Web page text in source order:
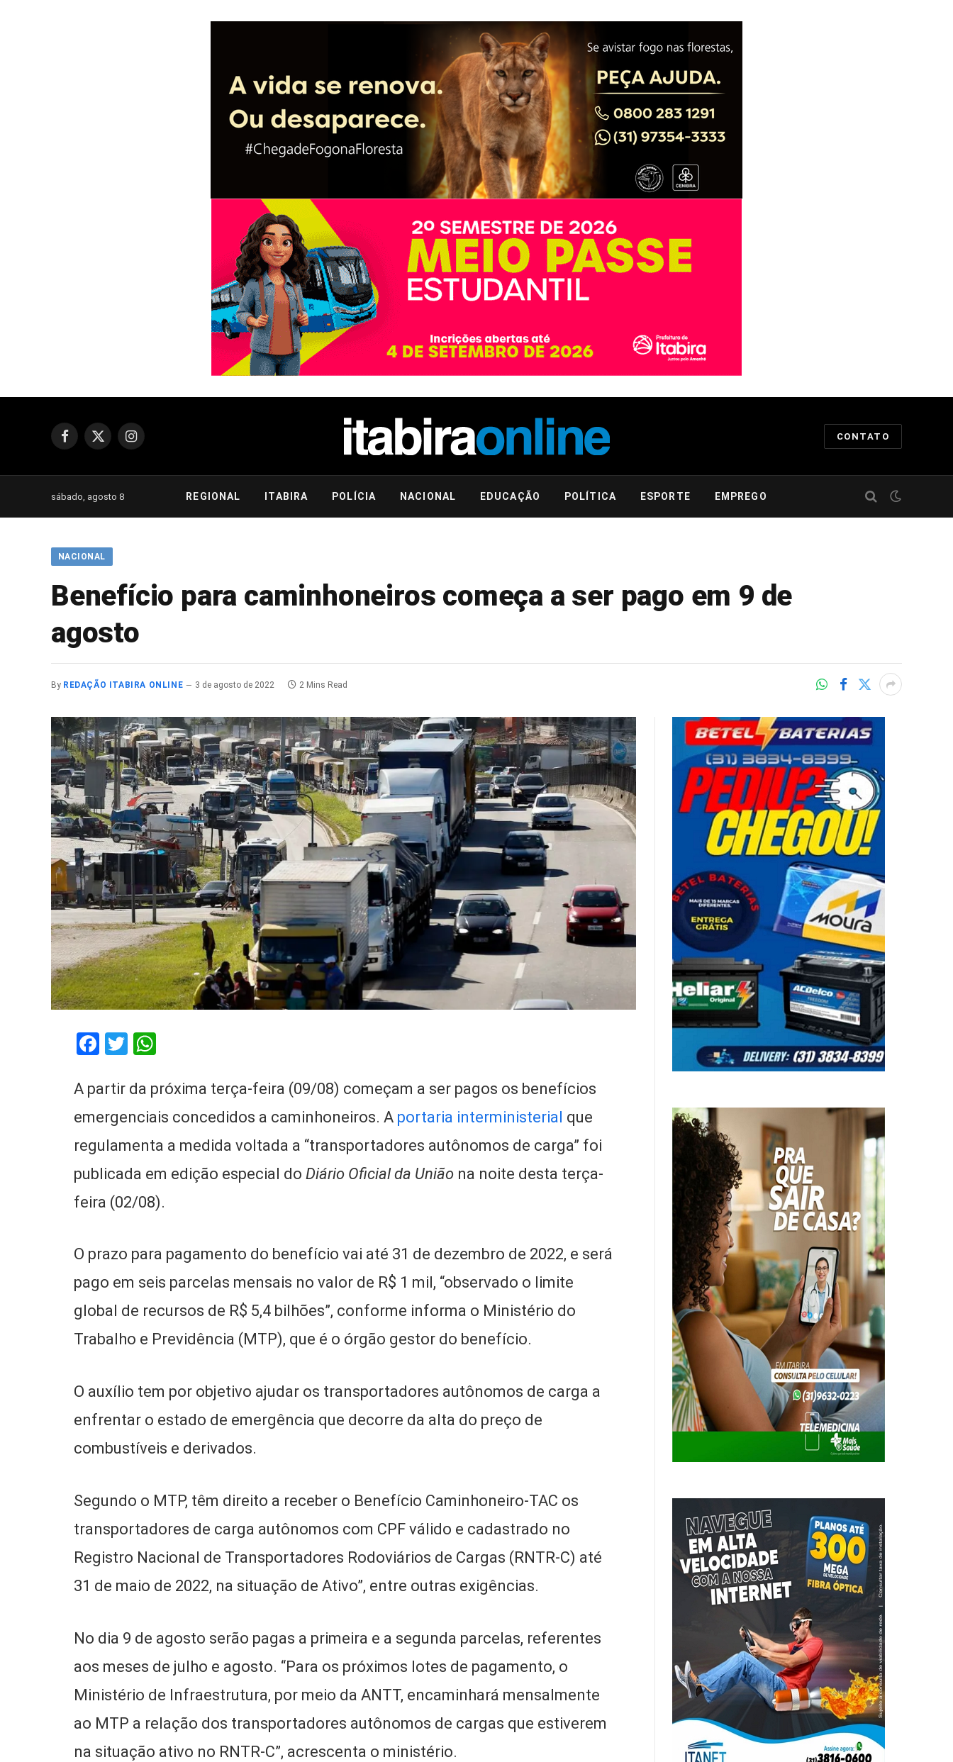
Facebook
X
Instagram
CONTATO
sábado, agosto 8 REGIONAL ITABIRA POLÍCIA NACIONAL EDUCAÇÃO POLÍTICA ESPORTE EMPREGO
NACIONAL
Benefício para caminhoneiros começa a ser pago em 9 de
agosto
By REDAÇÃO ITABIRA ONLINE 3 de agosto de 2022 2 Mins Read
Facebook
Twitter
A partir da próxima terça-feira (09/08) começam a ser pagos os benefícios
emergenciais concedidos a caminhoneiros. A portaria interministerial que
regulamenta a medida voltada a “transportadores autônomos de carga” foi
publicada em edição especial do Diário Oficial da União na noite desta terça-
feira (02/08).
O prazo para pagamento do benefício vai até 31 de dezembro de 2022, e será
pago em seis parcelas mensais no valor de R$ 1 mil, “observado o limite
global de recursos de R$ 5,4 bilhões”, conforme informa o Ministério do
Trabalho e Previdência (MTP), que é o órgão gestor do benefício.
O auxílio tem por objetivo ajudar os transportadores autônomos de carga a
enfrentar o estado de emergência que decorre da alta do preço de
combustíveis e derivados.
Segundo o MTP, têm direito a receber o Benefício Caminhoneiro-TAC os
transportadores de carga autônomos com CPF válido e cadastrado no
Registro Nacional de Transportadores Rodoviários de Cargas (RNTR-C) até
31 de maio de 2022, na situação de Ativo”, entre outras exigências.
No dia 9 de agosto serão pagas a primeira e a segunda parcelas, referentes
aos meses de julho e agosto. “Para os próximos lotes de pagamento, o
Ministério de Infraestrutura, por meio da ANTT, encaminhará mensalmente
ao MTP a relação dos transportadores autônomos de cargas que estiverem
na situação ativo no RNTR-C”, acrescenta o ministério.